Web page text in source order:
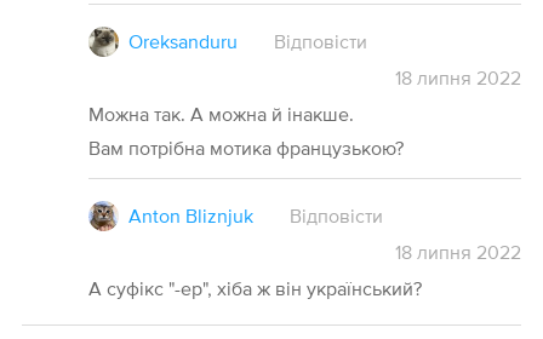
Oreksanduru
Відповісти
18 липня 2022
Можна так. А можна й інакше.
Вам потрібна мотика французькою?
Anton Bliznjuk
Відповісти
18 липня 2022
А суфікс "-ер", хіба ж він український?